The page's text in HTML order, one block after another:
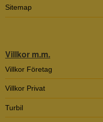
Sitemap
Villkor m.m.
Villkor Företag
Villkor Privat
Turbil